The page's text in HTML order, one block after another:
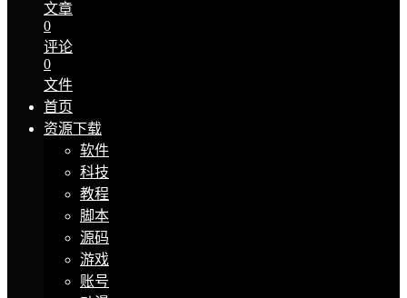
文章
0
评论
0
文件
首页
资源下载
软件
科技
教程
脚本
源码
游戏
账号